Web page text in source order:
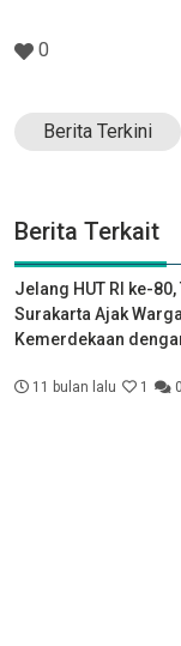
0
Berita Terkini
Berita Terkait
Jelang HUT RI ke-
Surakarta Ajak
Kemerdekaan
11 bulan lalu 1 0